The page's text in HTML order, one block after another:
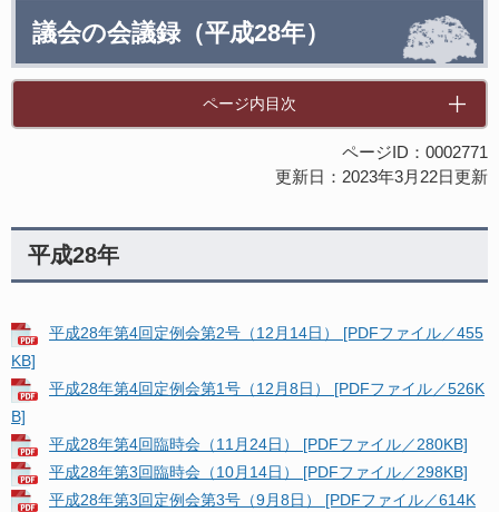
議会の会議録（平成28年）
ページ内目次
ページID：0002771
更新日：2023年3月22日更新
平成28年
平成28年第4回定例会第2号（12月14日） [PDFファイル／455
KB]
平成28年第4回定例会第1号（12月8日） [PDFファイル／526K
B]
平成28年第4回臨時会（11月24日） [PDFファイル／280KB]
平成28年第3回臨時会（10月14日） [PDFファイル／298KB]
平成28年第3回定例会第3号（9月8日） [PDFファイル／614K